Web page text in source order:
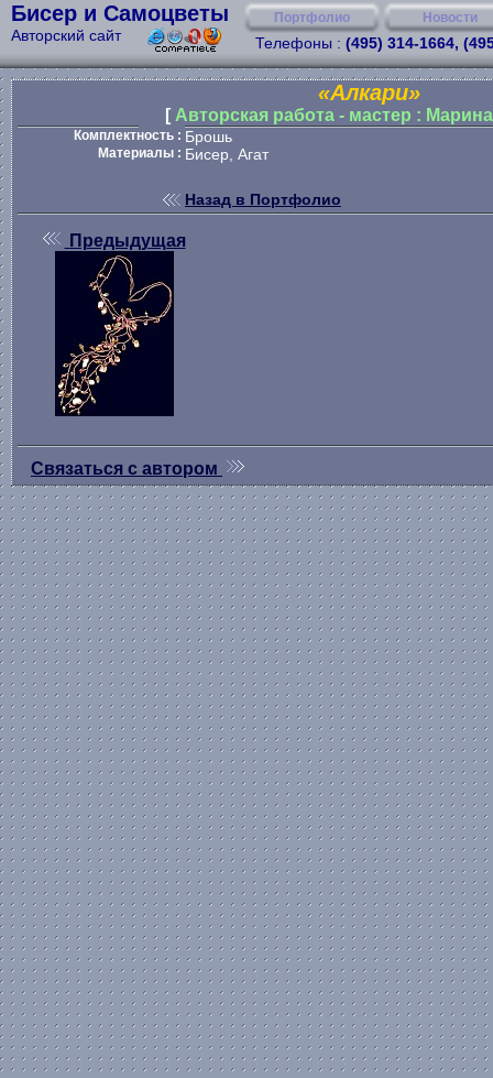
Бисер и Самоцветы
Авторский сайт
Портфолио Новости
Телефоны : (495) 314-1664,
«Алкари»
[Авторская работа - мастер :
Комплектность : Брошь
Материалы : Бисер, Агат
Назад в Портфолио
Предыдущая
Связаться с автором